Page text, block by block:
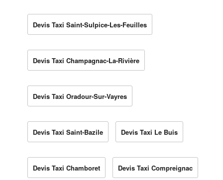
Devis Taxi Saint-Sulpice-Les-Feuilles
Devis Taxi Champagnac-La-Rivière
Devis Taxi Oradour-Sur-Vayres
Devis Taxi Saint-Bazile Devis Taxi Le Buis
Devis Taxi Chamboret Devis Taxi Compreignac